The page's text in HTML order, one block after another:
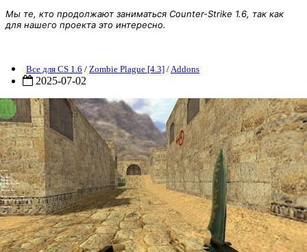
Мы те, кто продолжают заниматься Counter-Strike 1.6, так как
для нашего проекта это интересно.
Все для CS 1.6 / Zombie Plague [4.3] / Addons
2025-07-02